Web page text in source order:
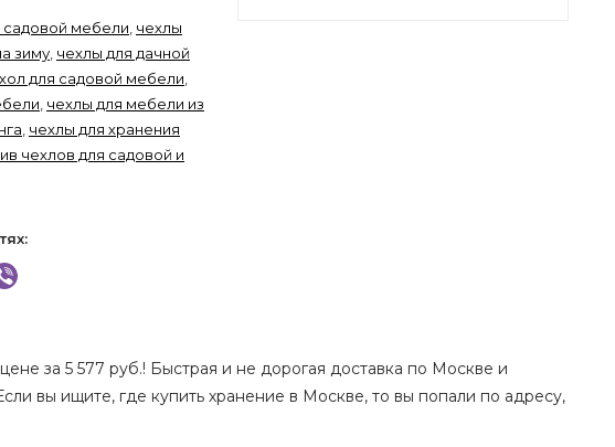
садовой мебели чехлы
зиму чехлы для дачной
для садовой мебели
чехлы для мебели из
чехлы для хранения
чехлов для садовой и
за 5 577 руб.! Быстрая и не дорогая доставка по Москве и
вы ищите, где купить хранение в Москве, то вы попали по адресу,